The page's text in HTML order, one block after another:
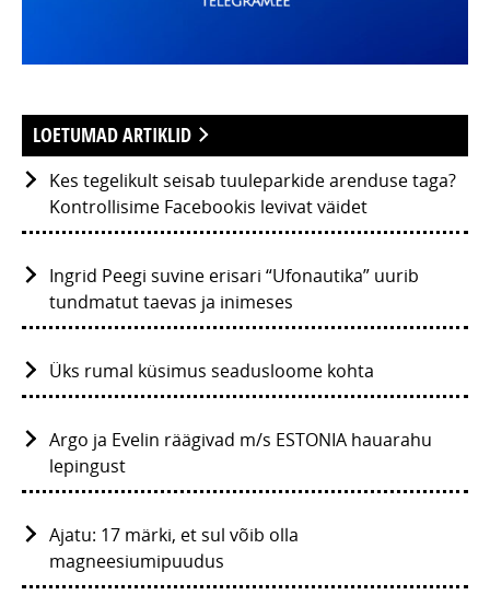
LOETUMAD ARTIKLID
Kes tegelikult seisab tuuleparkide arenduse taga?
Kontrollisime Facebookis levivat väidet
Ingrid Peegi suvine erisari “Ufonautika” uurib
tundmatut taevas ja inimeses
Üks rumal küsimus seadusloome kohta
Argo ja Evelin räägivad m/s ESTONIA hauarahu
lepingust
Ajatu: 17 märki, et sul võib olla
magneesiumipuudus